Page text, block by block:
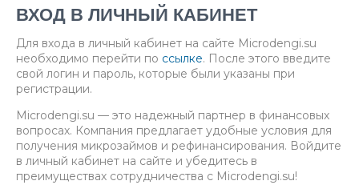
ВХОД В ЛИЧНЫЙ КАБИНЕТ
Для входа в личный кабинет на сайте Microdengi.su
необходимо перейти по ссылке. После этого введите
свой логин и пароль, которые были указаны при
регистрации.
Microdengi.su — это надежный партнер в финансовых
вопросах. Компания предлагает удобные условия для
получения микрозаймов и рефинансирования. Войдите
в личный кабинет на сайте и убедитесь в
преимуществах сотрудничества с Microdengi.su!